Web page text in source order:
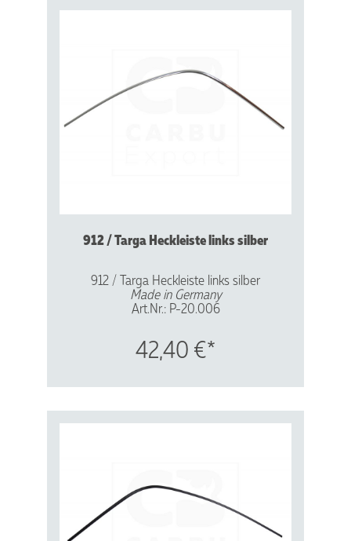
912 / Targa Heckleiste links silber
912 / Targa Heckleiste links silber
Made in Germany
Art.Nr.: P-20.006
42,40 €*